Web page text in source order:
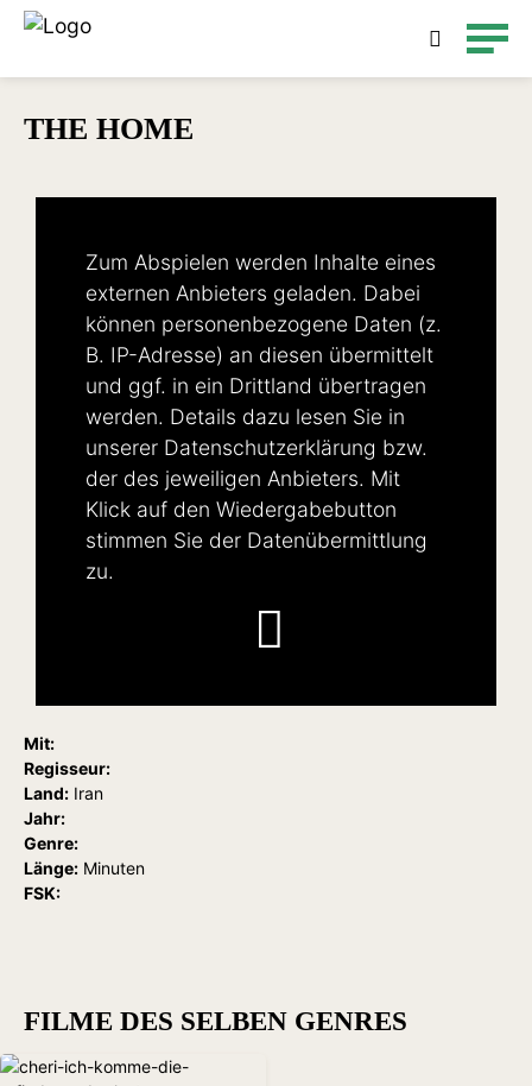
THE HOME
Zum Abspielen werden Inhalte eines
externen Anbieters geladen. Dabei
können personenbezogene Daten (z.
B. IP-Adresse) an diesen übermittelt
und ggf. in ein Drittland übertragen
werden. Details dazu lesen Sie in
unserer Datenschutzerklärung bzw.
der des jeweiligen Anbieters. Mit
Klick auf den Wiedergabebutton
stimmen Sie der Datenübermittlung
zu.
Mit:
Regisseur:
Land: Iran
Jahr:
Genre:
Länge: Minuten
FSK:
FILME DES SELBEN GENRES